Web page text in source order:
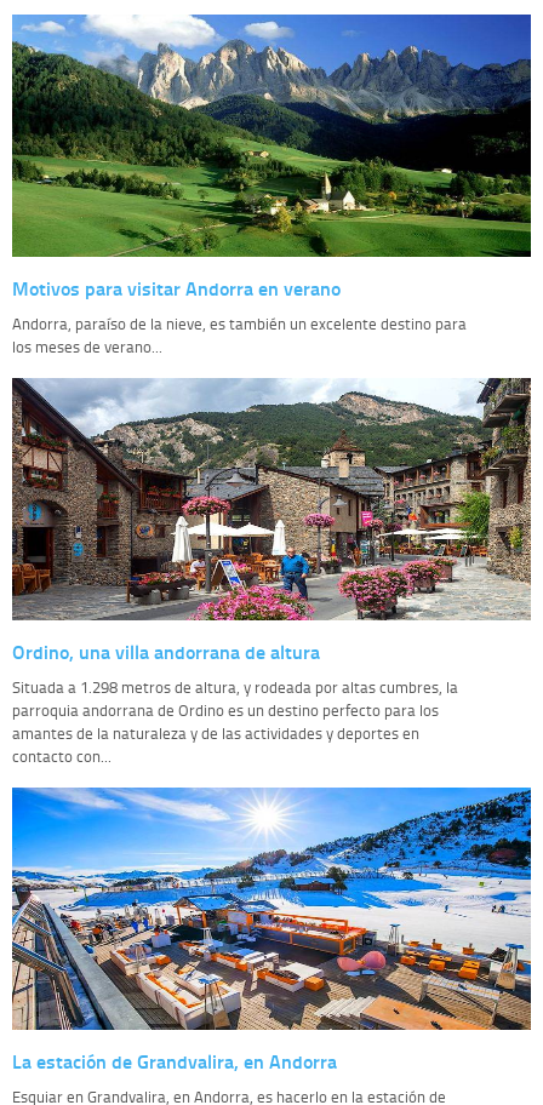
Motivos para visitar Andorra en verano
Andorra, paraíso de la nieve, es también un excelente destino para
los meses de verano...
Ordino, una villa andorrana de altura
Situada a 1.298 metros de altura, y rodeada por altas cumbres, la
parroquia andorrana de Ordino es un destino perfecto para los
amantes de la naturaleza y de las actividades y deportes en
contacto con...
La estación de Grandvalira, en Andorra
Esquiar en Grandvalira, en Andorra, es hacerlo en la estación de